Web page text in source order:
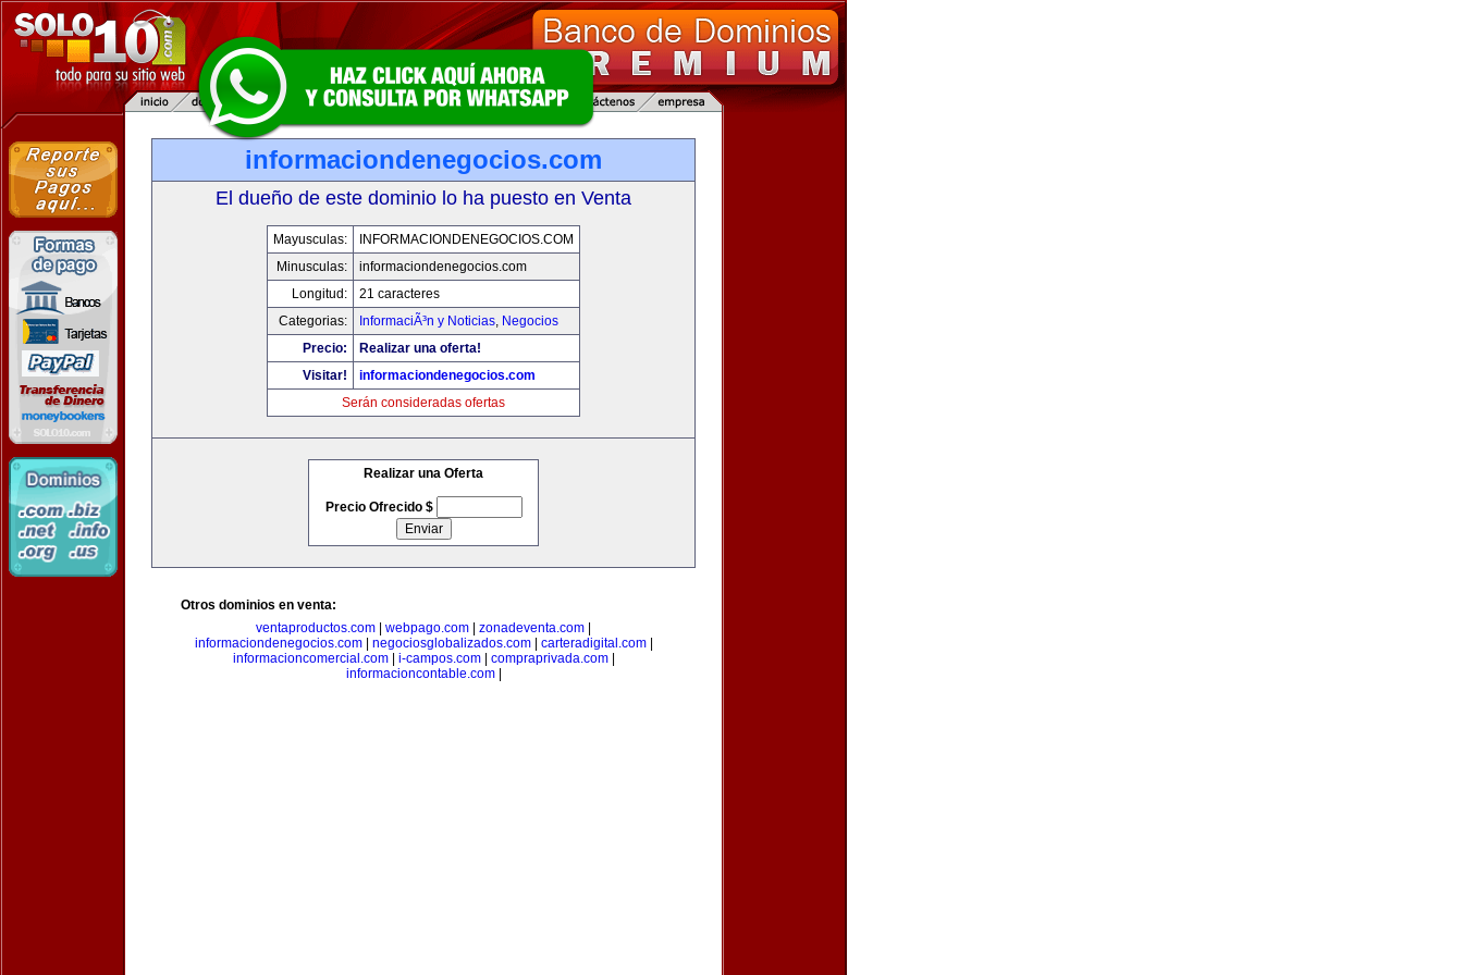
informaciondenegocios.com
El dueño de este dominio lo ha puesto en Venta
Mayusculas:
INFORMACIONDENEGOCIOS.COM
Minusculas:
informaciondenegocios.com
Longitud:
21 caracteres
Categorias:
InformaciÃ³n y Noticias, Negocios
Precio:
Realizar una oferta!
Visitar!
informaciondenegocios.com
Serán consideradas ofertas
Realizar una Oferta
Precio Ofrecido $
Otros dominios en venta:
ventaproductos.com
webpago.com zonadeventa.com
informaciondenegocios.com| negociosglobalizados.com| carteradigital.com|
informacioncomercial.com| i-campos.com| compraprivada.com|
informacioncontable.com|